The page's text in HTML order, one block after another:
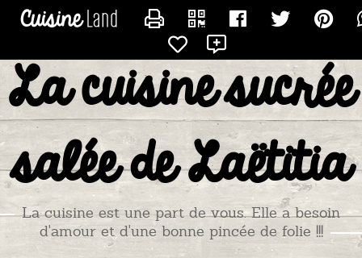
La cuisine sucrée
salée de Laëtitia
La cuisine est une part de vous. Elle a besoin
d'amour et d'une bonne pincée de folie !!!
CONTACTER TITIADU25